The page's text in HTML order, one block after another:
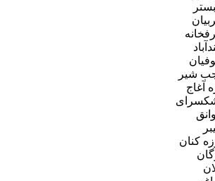
شیر
آغاج
کنان